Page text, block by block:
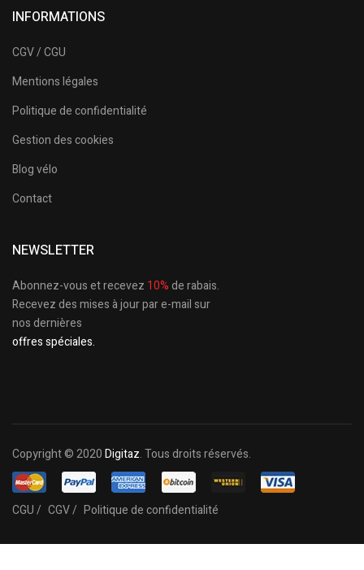
INFORMATIONS
CGV / CGU
Mentions légales
Politique de confidentialité
Gestion des cookies
Blog vélo
Contact
NEWSLETTER
Abonnez-vous et recevez 10%de rabais.
Recevez des mises à jour par e-mail sur
nos dernières
offres spéciales.
Copyright © 2020Digitaz. Tous droits réservés.
CGU / CGV / Politique de confidentialité